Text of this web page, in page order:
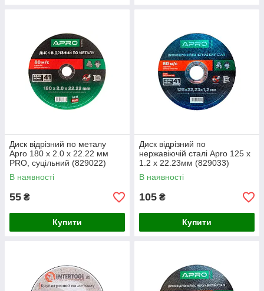
Диск відрізний по металу
Apro 180 х 2.0 х 22.22 мм
PRO, суцільний (829022)
В наявності
55 ₴
Купити
Диск відрізний по
нержавіючій сталі Apro 125 х
1.2 х 22.23мм (829033)
В наявності
105 ₴
Купити